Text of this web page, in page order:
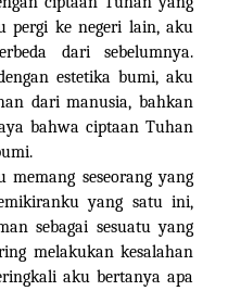
pergi ke negeri lain, aku
dari sebelumnya.
estetika bumi, aku
dari manusia, bahkan
bahwa ciptaan Tuhan
seseorang yang
yang satu ini,
sebagai sesuatu yang
melakukan kesalahan
aku bertanya apa